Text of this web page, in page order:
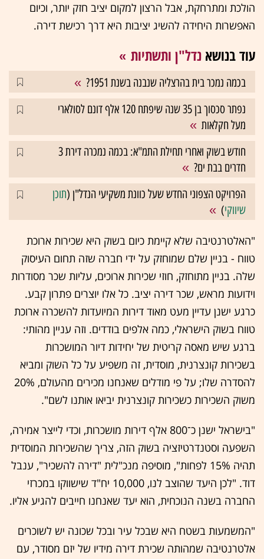
הולכת ומתרחקת, אבל הרצון למקום יציב חזק יותר, וכיום
האפשרות היחידה להשיג יציבות היא דרך רכישת דירה.
עוד בנושא נדל"ן ותשתיות
בכמה נמכר בית בהרצליה שנבנה בשנת 1951?
נפתר סכסוך בן 35 שנה שיפתח 120 אלף דונם לסולארי
מעל חקלאות
חודש בשוק ואחרי תחילת התמ"א: בכמה נמכרה דירת 3
חדרים בבת ים?
הפרויקט הצפוני החדש שעל כוונת משקיעי הנדל"ן (תוכן
שיווקי)
"האלטרנטיבה שלא קיימת כיום בשוק היא שכירות ארוכת
טווח - בניין שלם שמוחזק על ידי חברה שזה תחום העיסוק
שלה. בניין מתוחזק, חוזי שכירות ארוכים, עליות שכר מסודרות
וידועות מראש, שכר דירה יציב. כל אלו יוצרים פתרון קבע.
כרגע ישנן עדיין מעט מאוד דירות המיועדות להשכרה ארוכת
טווח בשוק הישראלי, כמה אלפים בודדים. וזה עניין מהותי:
ברגע שיש מאסה קריטית של יחידות דיור המושכרות
בשכירות קונצרנית, מוסדית, זה משפיע על כל השוק ומביא
להסדרה שלו; על פי מודלים שאנחנו מכירים מהעולם, 20%
משוק השכירות כשכירות קונצרנית יביאו אותנו לשם".
"בישראל ישנן כ־800 אלף דירות מושכרות, וכדי לייצר אמירה,
השפעה וסטנדרטיזציה בשוק הזה, צריך שהשכירות המוסדית
תהיה 15% לפחות", מוסיפה מנכ"לית "דירה להשכיר", ענבל
דוד. "לכן היעד שהוצב לנו, 10,000 יח"ד שישווקו במכרזי
החברה בשנה הנוכחית, הוא יעד שאנחנו חייבים להגיע אליו.
"המשמעות בשטח היא שבכל עיר ובכל שכונה יש לשוכרים
אלטרנטיבה שמהותה שכירת דירה מידיו של יזם מסודר, עם